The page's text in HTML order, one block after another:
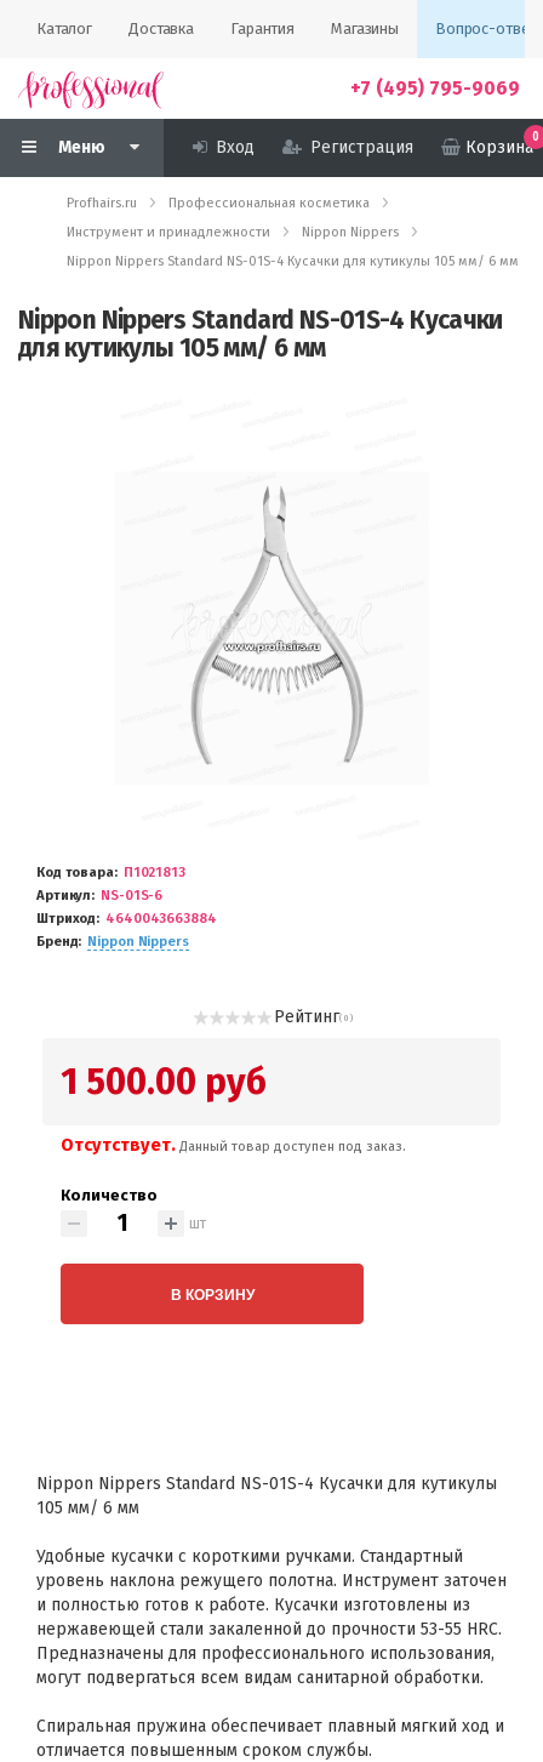
Каталог Доставка Гарантия Магазины Вопрос-ответ
+7 (495) 795-9069
Меню Вход Регистрация Корзина
0
Profhairs.ru
Профессиональная косметика
Инструмент и принадлежности
Nippon Nippers
Nippon Nippers Standard NS-01S-4 Кусачки для кутикулы 105 мм/ 6 мм
Nippon Nippers Standard NS-01S-4 Кусачки
для кутикулы 105 мм/ 6 мм
Код товара
П1021813
Артикул
NS-01S-6
Штриход
4640043663884
Бренд
Nippon Nippers
Рейтинг( 0 )
1 500.00 руб
Отсутствует. Данный товар доступен под заказ.
Количество
шт
В КОРЗИНУ
Nippon Nippers Standard NS-01S-4 Кусачки для кутикулы
105 мм/ 6 мм
Удобные кусачки с короткими ручками. Стандартный
уровень наклона режущего полотна. Инструмент заточен
и полностью готов к работе. Кусачки изготовлены из
нержавеющей стали закаленной до прочности 53-55 HRC.
Предназначены для профессионального использования,
могут подвергаться всем видам санитарной обработки.
Спиральная пружина обеспечивает плавный мягкий ход и
отличается повышенным сроком службы.